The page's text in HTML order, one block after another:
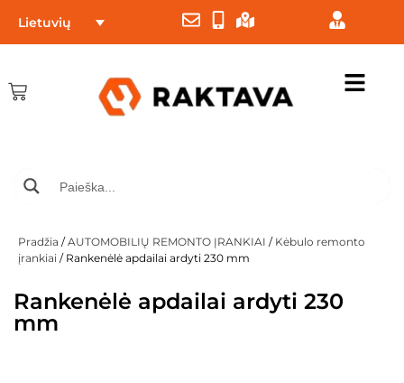
Lietuvių
Pradžia /AUTOMOBILIŲ REMONTO ĮRANKIAI / Kėbulo remonto
įrankiai / Rankenėlė apdailai ardyti 230 mm
Rankenėlė apdailai ardyti 230
mm